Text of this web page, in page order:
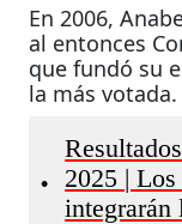
En 2006,
al entonces
que fundó su
la más votada.
•
2025 |
integrarán